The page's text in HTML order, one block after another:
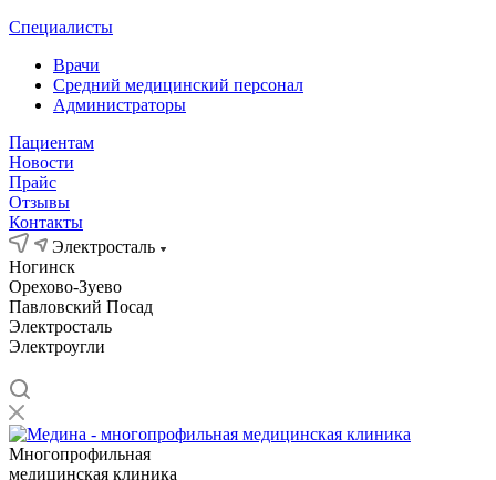
Специалисты
Врачи
Средний медицинский персонал
Администраторы
Пациентам
Новости
Прайс
Отзывы
Контакты
Электросталь
Ногинск
Орехово-Зуево
Павловский Посад
Электросталь
Электроугли
Многопрофильная
медицинская клиника